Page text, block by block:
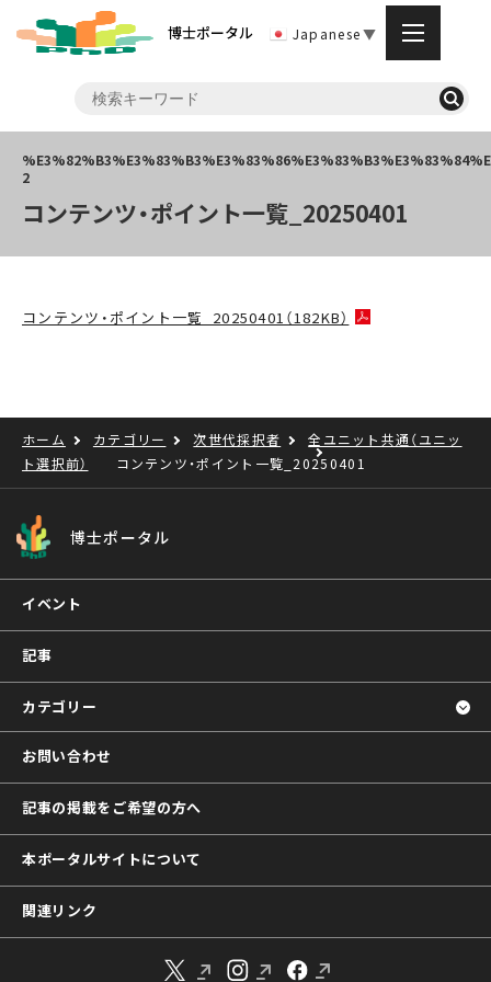
博士ポータル Japanese▼
コンテンツ・ポイント一覧_20250401
コンテンツ・ポイント一覧_20250401（182KB）
ホーム カテゴリー 次世代採択者
全ユニット共通（ユニッ
ト選択前）
コンテンツ・ポイント一覧_20250401
博士ポータル
イベント
記事
カテゴリー
お問い合わせ
記事の掲載をご希望の方へ
本ポータルサイトについて
関連リンク